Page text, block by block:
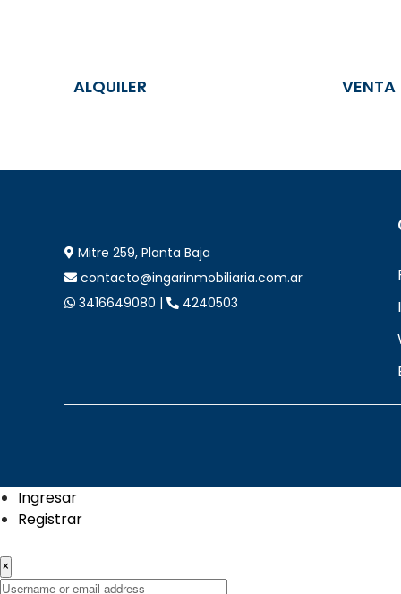
ALQUILER VENTA
Mitre 259, Planta Baja
contacto@ingarinmobiliaria.com.ar
3416649080 |
4240503
Ingresar
Registrar
×
Username or email address